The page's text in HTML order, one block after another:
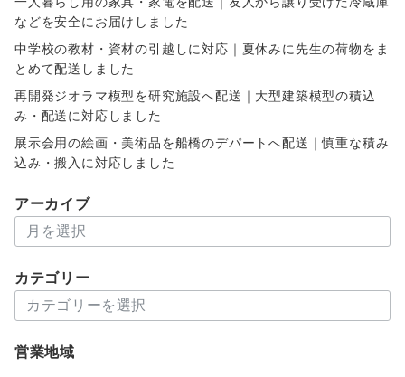
などを安全にお届けしました
中学校の教材・資材の引越しに対応｜夏休みに先生の荷物をま
とめて配送しました
再開発ジオラマ模型を研究施設へ配送｜大型建築模型の積込
み・配送に対応しました
展示会用の絵画・美術品を船橋のデパートへ配送｜慎重な積み
込み・搬入に対応しました
アーカイブ
ー
イ
カテゴリー
テ
リ
営業地域